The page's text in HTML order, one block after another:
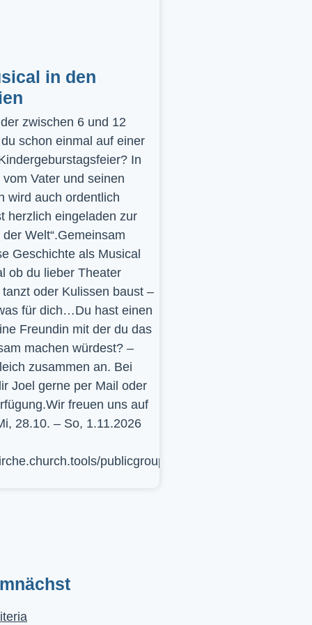
in den
zwischen 6 und 12
schon einmal auf einer
In
Vater und seinen
wird auch ordentlich
herzlich eingeladen zur
Welt“.Gemeinsam
Geschichte als Musical
ob du lieber Theater
oder Kulissen baust –
für dich…Du hast einen
Freundin mit der du das
machen würdest? –
zusammen an. Bei
Joel gerne per Mail oder
freuen uns auf
28.10. – So, 1.11.2026
publicgroup/617